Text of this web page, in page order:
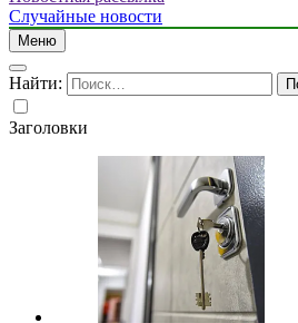
Случайные новости
Меню
Найти:
Заголовки